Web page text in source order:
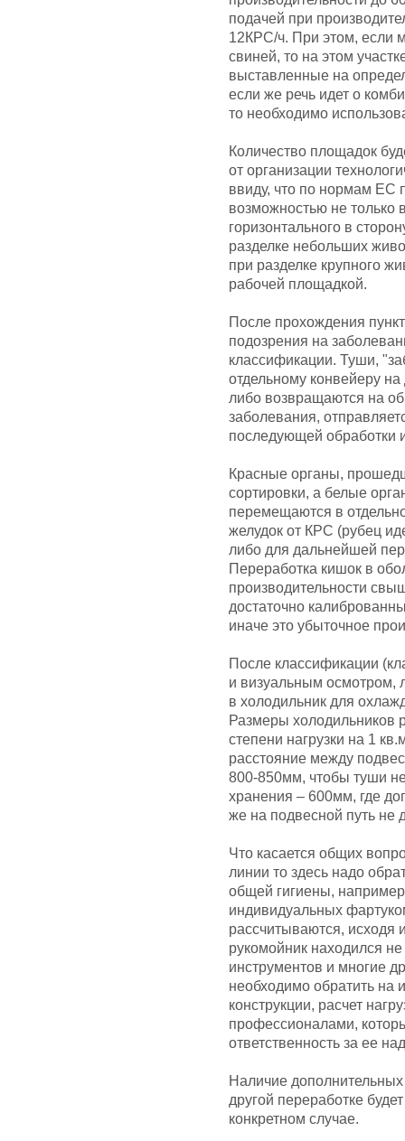
подачей при
12КРС/ч. При этом, если
свиней, то на этом
выставленные на
если же речь идет о
то необходимо
Количество площадок
от организации
ввиду, что по нормам
возможностью не только
горизонтального в
разделке небольших
при разделке крупного
рабочей площадкой.
После прохождения
подозрения на
классификации. Туши,
отдельному конвейеру
либо возвращаются на
заболевания,
последующей обработки
Красные органы,
сортировки, а белые
перемещаются в
желудок от КРС (рубец
либо для дальнейшей
Переработка кишок в
производительности
достаточно
иначе это убыточное
После классификации
и визуальным осмотром,
в холодильник для
Размеры холодильников
степени нагрузки на 1
расстояние между
800-850мм, чтобы туши
хранения – 600мм, где
же на подвесной путь не
Что касается общих
линии то здесь надо
общей гигиены,
индивидуальных
рассчитываются, исходя
рукомойник находился
инструментов и многие
необходимо обратить на
конструкции, расчет
профессионалами,
ответственность за ее
Наличие
другой переработке
конкретном случае.